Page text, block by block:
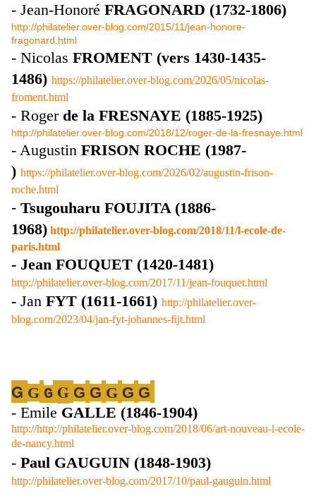
- Jean-Honoré FRAGONARD (1732-1806)
http://philatelier.over-blog.com/2015/11/jean-honore-
fragonard.html
- Nicolas FROMENT (vers 1430-1435-
1486) https://philatelier.over-blog.com/2026/05/nicolas-
froment.html
- Rogerde la FRESNAYE (1885-1925)
http://philatelier.over-blog.com/2018/12/roger-de-la-fresnaye.html
- Augustin FRISON ROCHE (1987-
) https://philatelier.over-blog.com/2026/02/augustin-frison-
roche.html
- Tsugouharu FOUJITA (1886-
1968) http://philatelier.over-blog.com/2018/11/l-ecole-de-
paris.html
- Jean FOUQUET (1420-1481)
http://philatelier.over-blog.com/2017/11/jean-fouquet.html
- Jan FYT (1611-1661) http://philatelier.over-
blog.com/2023/04/jan-fyt-johannes-fijt.html
G G G G G G G G G
- Emile GALLE (1846-1904)
http://http://philatelier.over-blog.com/2018/06/art-nouveau-l-ecole-
de-nancy.html
- Paul GAUGUIN (1848-1903)
http://philatelier.over-blog.com/2017/10/paul-gauguin.html